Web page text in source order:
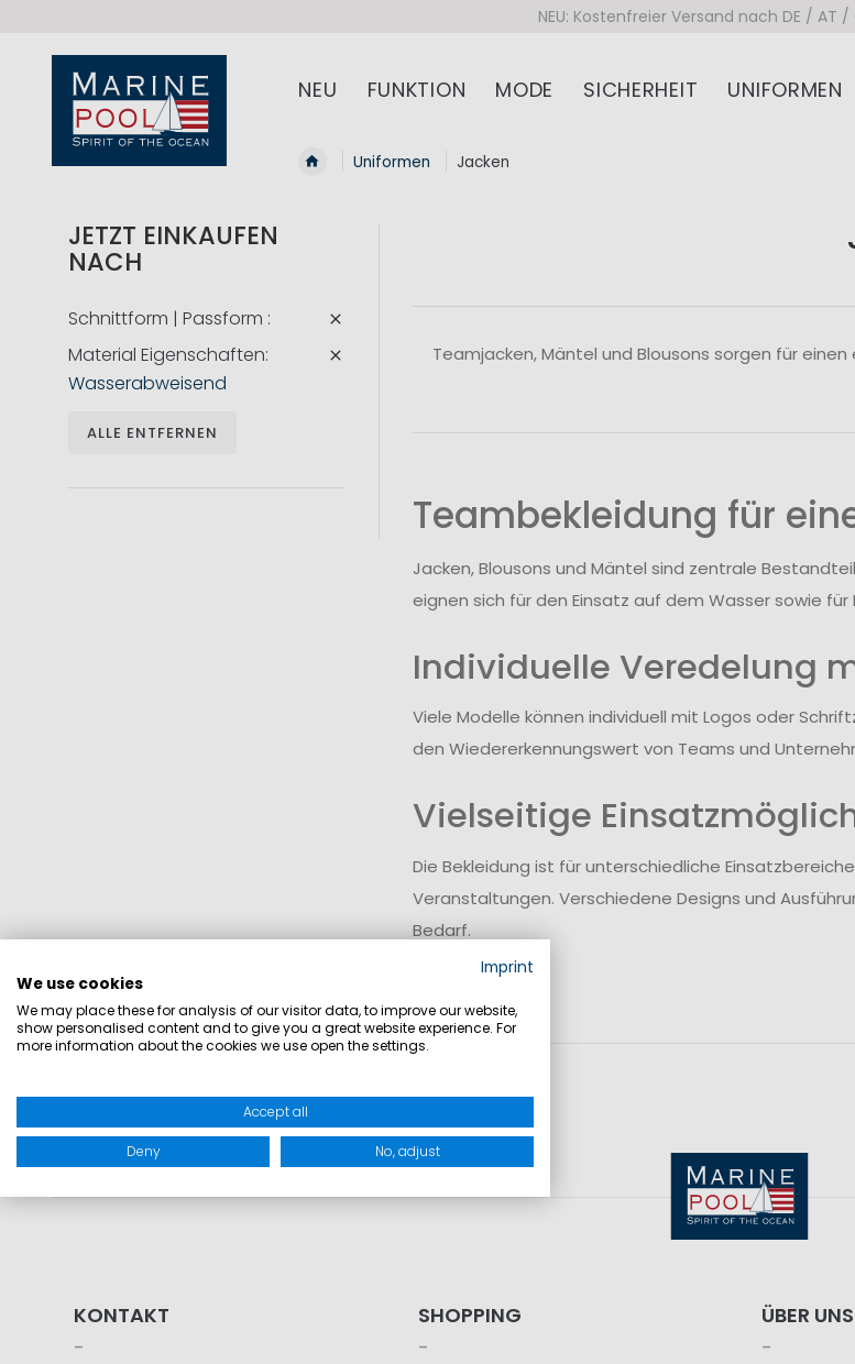
NEU: Kostenfreier Versand nach DE / AT /
NEU FUNKTION MODE SICHERHEIT UNIFORMEN
Uniformen Jacken
Teamjacken, Mäntel und Blousons sorgen für
Teambekleidung für
Jacken, Blousons und Mäntel sind zentrale
eignen sich für den Einsatz auf dem Wasser sowie
Individuelle Veredelung
Viele Modelle können individuell mit Logos oder
den Wiedererkennungswert von Teams und
Vielseitige
Die Bekleidung ist für unterschiedliche
Veranstaltungen. Verschiedene Designs und
Bedarf.
JETZT EINKAUFEN
NACH
Schnittform | Passform
Material Eigenschaften
Wasserabweisend
ALLE ENTFERNEN
KONTAKT SHOPPING ÜBER UNS
Imprint
We use cookies
We may place these for analysis of our visitor data, to improve our website,
show personalised content and to give you a great website experience. For
more information about the cookies we use open the settings.
Accept all
Deny No, adjust